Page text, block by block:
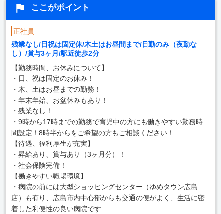
ここがポイント
正社員
残業なし/日祝は固定休/木土はお昼間まで/日勤のみ（夜勤な
し）/賞与3ヶ月/駅近徒歩2分
【勤務時間、お休みについて】
・日、祝は固定のお休み！
・木、土はお昼までの勤務！
・年末年始、お盆休みもあり！
・残業なし！
・9時から17時までの勤務で育児中の方にも働きやすい勤務時
間設定！8時半からをご希望の方もご相談ください！
【待遇、福利厚生が充実】
・昇給あり、賞与あり（3ヶ月分）！
・社会保険完備！
【働きやすい職場環境】
・病院の前には大型ショッピングセンター（ゆめタウン広島
店）も有り、広島市内中心部からも交通の便がよく、生活に密
着した利便性の良い病院です